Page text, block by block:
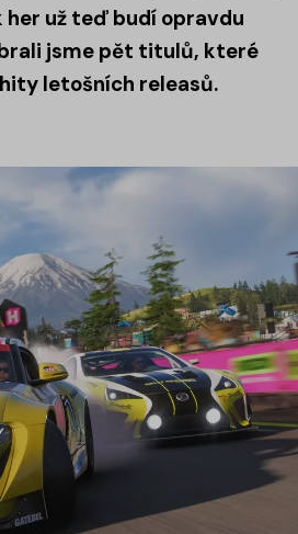
už teď budí opravdu
jsme pět titulů, které
letošních releasů.